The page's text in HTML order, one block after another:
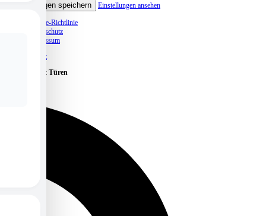
Einstellungen speichern
Einstellungen ansehen
Cookie-Richtlinie
Datenschutz
Impressum
Skip to content
Caritas öffnet Türen